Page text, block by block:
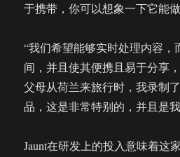
于携带，你可以想象一下它能做
“我们希望能够实时处理内容，
间，并且使其便携且易于分享
父母从荷兰来旅行时，我录制
品，这是非常特别的，并且是
Jaunt在研发上的投入意味着这